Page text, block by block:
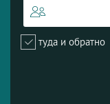
туда и обратно